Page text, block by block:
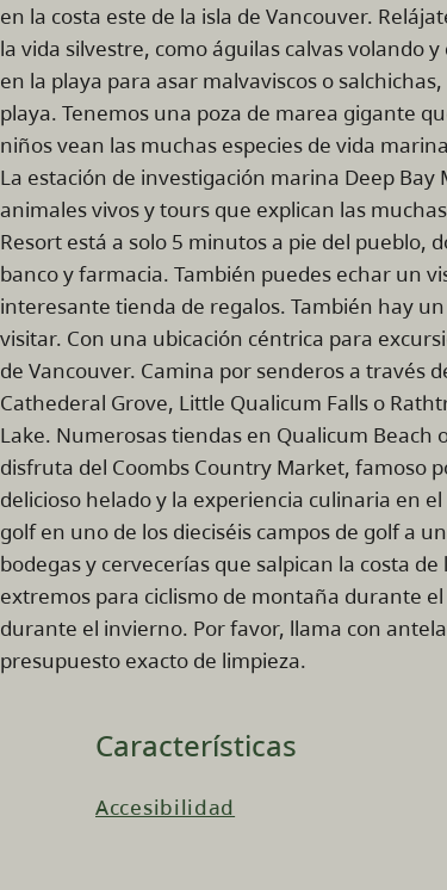
en la costa este de la isla de Vancouver.
la vida silvestre, como águilas calvas volando
en la playa para asar malvaviscos o
playa. Tenemos una poza de marea gigante
niños vean las muchas especies de vida
La estación de investigación marina Deep
animales vivos y tours que explican las
Resort está a solo 5 minutos a pie del pueblo,
banco y farmacia. También puedes echar un
interesante tienda de regalos. También hay
visitar. Con una ubicación céntrica para
de Vancouver. Camina por senderos a través
Cathederal Grove, Little Qualicum Falls o
Lake. Numerosas tiendas en Qualicum Beach
disfruta del Coombs Country Market, famoso
delicioso helado y la experiencia culinaria en
golf en uno de los dieciséis campos de golf a
bodegas y cervecerías que salpican la costa
extremos para ciclismo de montaña durante
durante el invierno. Por favor, llama con
presupuesto exacto de limpieza.
Características
Accesibilidad